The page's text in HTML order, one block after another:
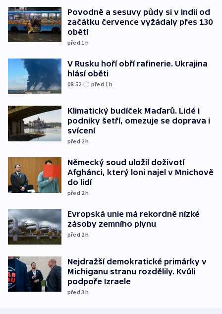
Povodně a sesuvy půdy si v Indii od
začátku července vyžádaly přes 130
obětí
před 1h
V Rusku hoří obří rafinerie. Ukrajina
hlásí oběti
08:52 před 1h
Klimatický budíček Maďarů. Lidé i
podniky šetří, omezuje se doprava i
svícení
před 2h
Německý soud uložil doživotí
Afghánci, který loni najel v Mnichově
do lidí
před 2h
Evropská unie má rekordně nízké
zásoby zemního plynu
před 2h
Nejdražší demokratické primárky v
Michiganu stranu rozdělily. Kvůli
podpoře Izraele
před 3h